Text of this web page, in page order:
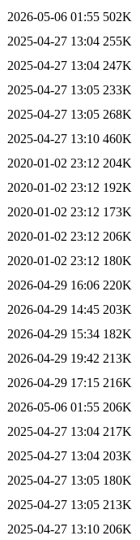
2026-05-06 01:55 502K
2025-04-27 13:04 255K
2025-04-27 13:04 247K
2025-04-27 13:05 233K
2025-04-27 13:05 268K
2025-04-27 13:10 460K
2020-01-02 23:12 204K
2020-01-02 23:12 192K
2020-01-02 23:12 173K
2020-01-02 23:12 206K
2020-01-02 23:12 180K
2026-04-29 16:06 220K
2026-04-29 14:45 203K
2026-04-29 15:34 182K
2026-04-29 19:42 213K
2026-04-29 17:15 216K
2026-05-06 01:55 206K
2025-04-27 13:04 217K
2025-04-27 13:04 203K
2025-04-27 13:05 180K
2025-04-27 13:05 213K
2025-04-27 13:10 206K